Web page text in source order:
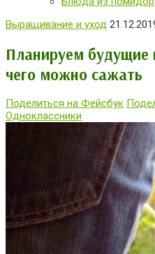
Выращивание и уход
Планируем будущие
чего можно сажать
Поделиться на Фейсбук
Одноклассники